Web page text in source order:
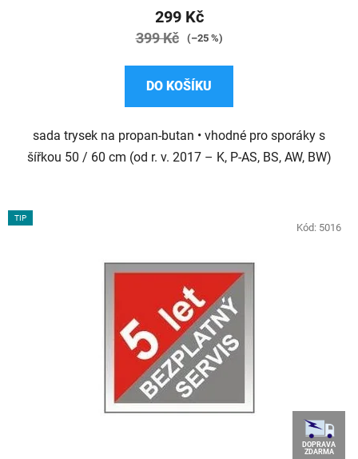
produktu
5
299 Kč
399 Kč (–25 %)
DO KOŠÍKU
sada trysek na propan-butan • vhodné pro sporáky s
šířkou 50 / 60 cm (od r. v. 2017 – K, P-AS, BS, AW, BW)
TIP
DOPRAVA
ZDARMA
Kód: 5016